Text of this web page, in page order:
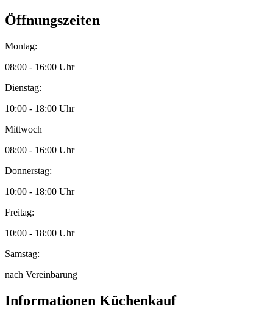
Öffnungszeiten
Montag:
08:00 - 16:00 Uhr
Dienstag:
10:00 - 18:00 Uhr
Mittwoch
08:00 - 16:00 Uhr
Donnerstag:
10:00 - 18:00 Uhr
Freitag:
10:00 - 18:00 Uhr
Samstag:
nach Vereinbarung
Informationen Küchenkauf